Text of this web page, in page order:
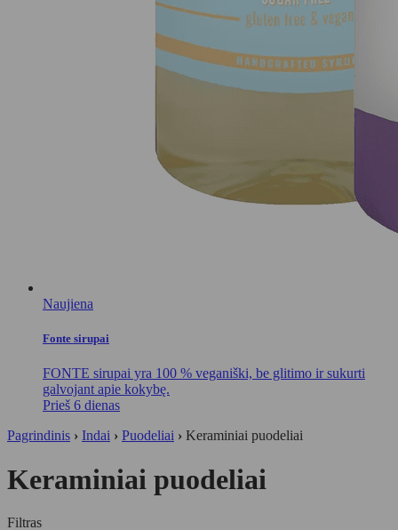
Naujiena
Fonte sirupai
FONTE sirupai yra 100 % veganiški, be glitimo ir sukurti
galvojant apie kokybę.
Prieš 6 dienas
Pagrindinis › Indai › Puodeliai › Keraminiai puodeliai
Keraminiai puodeliai
Filtras